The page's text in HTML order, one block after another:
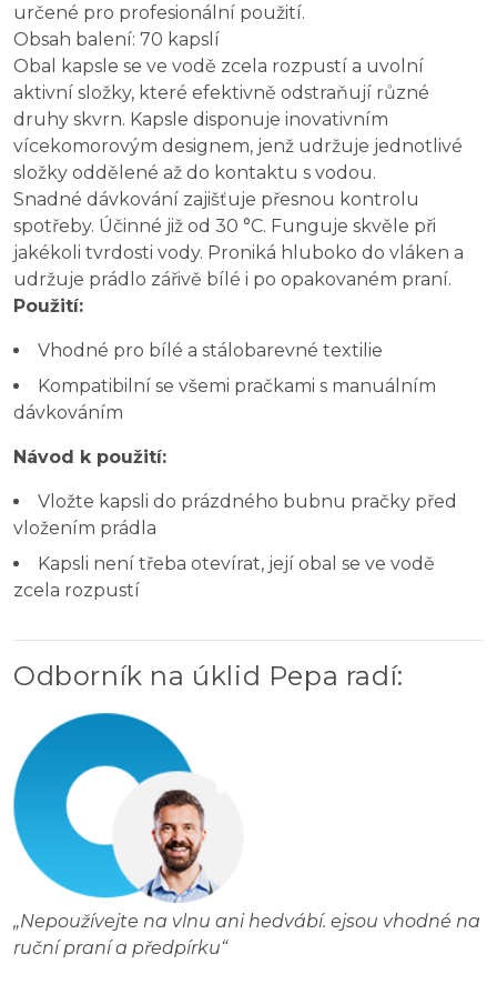
určené pro profesionální použití.
Obsah balení: 70 kapslí
Obal kapsle se ve vodě zcela rozpustí a uvolní
aktivní složky, které efektivně odstraňují různé
druhy skvrn. Kapsle disponuje inovativním
vícekomorovým designem, jenž udržuje jednotlivé
složky oddělené až do kontaktu s vodou.
Snadné dávkování zajišťuje přesnou kontrolu
spotřeby. Účinné již od 30 °C. Funguje skvěle při
jakékoli tvrdosti vody. Proniká hluboko do vláken a
udržuje prádlo zářivě bílé i po opakovaném praní.
Použití:
Vhodné pro bílé a stálobarevné textilie
Kompatibilní se všemi pračkami s manuálním
dávkováním
Návod k použití:
Vložte kapsli do prázdného bubnu pračky před
vložením prádla
Kapsli není třeba otevírat, její obal se ve vodě
zcela rozpustí
Odborník na úklid Pepa radí:
„Nepoužívejte na vlnu ani hedvábí. ejsou vhodné na
ruční praní a předpírku“